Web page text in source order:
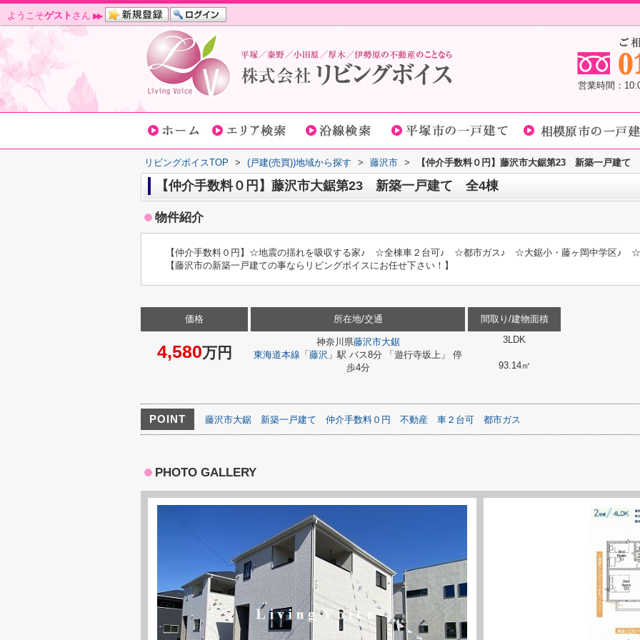
ようこそゲスト さん
営業時間：
リビングボイスTOP > (戸建(売買))地域から探す > 藤沢市 > 【仲介手数料０円】藤沢市大鋸第23 新築一戸建て
【仲介手数料０円】藤沢市大鋸第23 新築一戸建て 全4棟
物件紹介
【仲介手数料０円】☆地震の揺れを吸収する家♪ ☆全棟車２台可♪ ☆都市ガス♪ ☆大鋸小・藤ヶ岡中学区♪ ☆
【藤沢市の新築一戸建ての事ならリビングボイスにお任せ下さい！】
価格
4,580万円
所在地/交通
神奈川県藤沢市大鋸
東海道本線 「 藤沢 」駅 バス8分 「遊行寺坂上」 停
歩4分
間取り/建物面積
3LDK
93.14㎡
POINT 藤沢市大鋸 新築一戸建て 仲介手数料０円 不動産 車２台可 都市ガス
PHOTO GALLERY